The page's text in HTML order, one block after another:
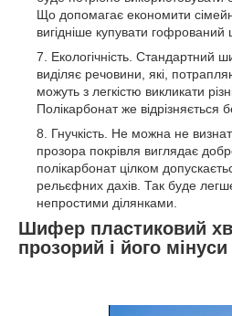
Що допомагає економити
вигідніше купувати
Екологічність. Стандартний
виділяє речовини, які,
можуть з легкістю викликати
Полікарбонат же відрізняється
Гнучкість. Не можна не
прозора покрівля виглядає
полікарбонат цілком
рельєфних дахів. Так буде
непростими ділянками.
Шифер пластиковий
прозорий і його мінуси